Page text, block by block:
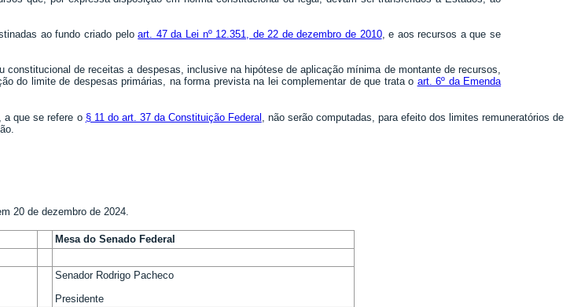
ao fundo criado peloart. 47 da Lei nº 12.351, de 22 de dezembro de 2010, e aos recursos a que se
de receitas a despesas, inclusive na hipótese de aplicação mínima de montante de recursos,
do limite de despesas primárias, na forma prevista na lei complementar de que trata o art. 6º da Emenda
a que se refere o § 11 do art. 37 da Constituição Federal , não serão computadas, para efeito dos limites remuneratórios de
20 de dezembro de 2024.
Mesa do Senado Federal
Senador Rodrigo Pacheco
Presidente